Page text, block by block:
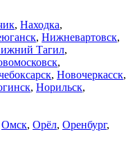
, Находка,
, Нижневартовск,
Тагил,
,
, Новочеркасск,
, Норильск,
Омск, Орёл, Оренбург,